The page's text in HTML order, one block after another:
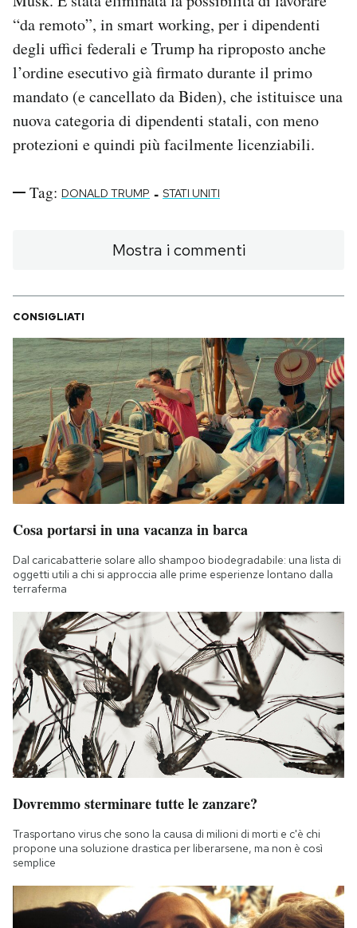
“da remoto”, in smart working, per i dipendenti
degli uffici federali e Trump ha riproposto anche
l’ordine esecutivo già firmato durante il primo
mandato (e cancellato da Biden), che istituisce una
nuova categoria di dipendenti statali, con meno
protezioni e quindi più facilmente licenziabili.
Tag: DONALD TRUMP - STATI UNITI
Mostra i commenti
CONSIGLIATI
Cosa portarsi in una vacanza in barca
Dal caricabatterie solare allo shampoo biodegradabile: una lista di
oggetti utili a chi si approccia alle prime esperienze lontano dalla
terraferma
Dovremmo sterminare tutte le zanzare?
Trasportano virus che sono la causa di milioni di morti e c'è chi
propone una soluzione drastica per liberarsene, ma non è così
semplice